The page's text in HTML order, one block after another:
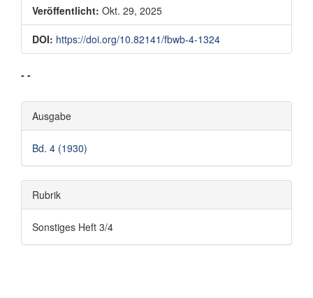
Veröffentlicht: Okt. 29, 2025
DOI: https://doi.org/10.82141/fbwb-4-1324
Hauptsächlicher
- -
Artikel-
Details
Ausgabe
Bd. 4 (1930)
Rubrik
Sonstiges Heft 3/4